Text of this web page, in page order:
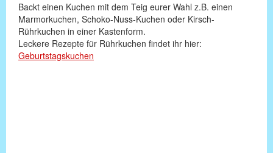
Backt einen Kuchen mit dem Teig eurer Wahl z.B. einen
Marmorkuchen, Schoko-Nuss-Kuchen oder Kirsch-
Rührkuchen in einer Kastenform.
Leckere Rezepte für Rührkuchen findet ihr hier:
Geburtstagskuchen